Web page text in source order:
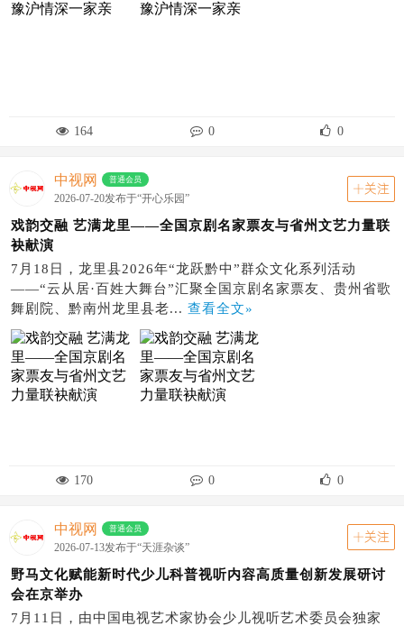
164 0 0
中视网 普通会员
2026-07-20发布于“开心乐园”
关注
戏韵交融 艺满龙里——全国京剧名家票友与省州文艺力量联
袂献演
7月18日，龙里县2026年“龙跃黔中”群众文化系列活动
——“云从居·百姓大舞台”汇聚全国京剧名家票友、贵州省歌
舞剧院、黔南州龙里县老... 查看全文»
170 0 0
中视网 普通会员
2026-07-13发布于“天涯杂谈”
关注
野马文化赋能新时代少儿科普视听内容高质量创新发展研讨
会在京举办
7月11日，由中国电视艺术家协会少儿视听艺术委员会独家